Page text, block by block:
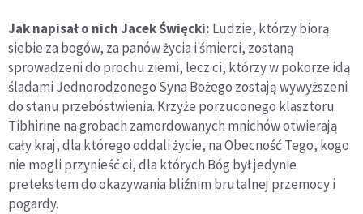
Jak napisał o nich Jacek Święcki: Ludzie, którzy biorą
siebie za bogów, za panów życia i śmierci, zostaną
sprowadzeni do prochu ziemi, lecz ci, którzy w pokorze idą
śladami Jednorodzonego Syna Bożego zostają wywyższeni
do stanu przebóstwienia. Krzyże porzuconego klasztoru
Tibhirine na grobach zamordowanych mnichów otwierają
cały kraj, dla którego oddali życie, na Obecność Tego, kogo
nie mogli przynieść ci, dla których Bóg był jedynie
pretekstem do okazywania bliźnim brutalnej przemocy i
pogardy.